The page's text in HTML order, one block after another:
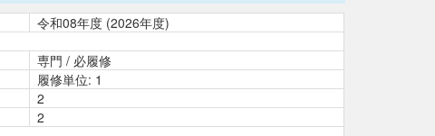
令和08年度 (2026年度)
専門 / 必履修
履修単位: 1
2
2